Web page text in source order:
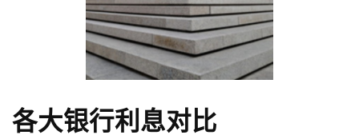
各大银行利息对比